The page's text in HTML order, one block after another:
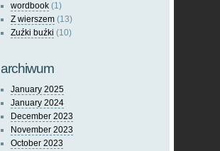
wordbook (1)
Z wierszem (13)
Zuźki buźki (10)
archiwum
January 2025
January 2024
December 2023
November 2023
October 2023